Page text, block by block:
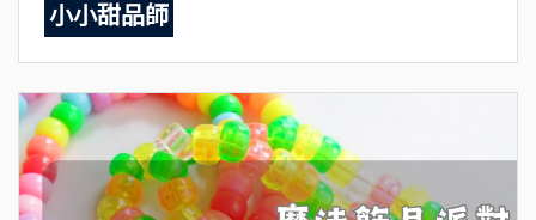
小小甜品師